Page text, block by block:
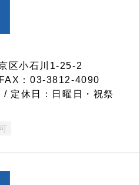
区小石川1-25-2
：03-3812-4090
定休日：日曜日・祝祭